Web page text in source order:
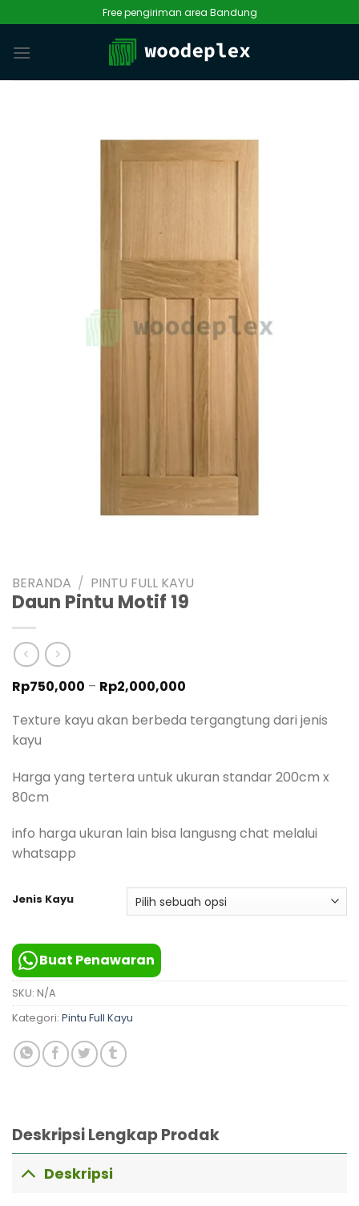
to
content
Free pengiriman area Bandung
Deskripsi Lengkap Prodak
Deskripsi
BERANDA / PINTU FULL KAYU
Daun Pintu Motif 19
Rp750,000 – Rp2,000,000
Rp750,000
hingga
Texture kayu akan berbeda tergangtung dari jenis
kayu
Harga yang tertera untuk ukuran standar 200cm x
80cm
info harga ukuran lain bisa langusng chat melalui
whatsapp
Jenis Kayu
Buat Penawaran
SKU: N/A
Kategori: Pintu Full Kayu